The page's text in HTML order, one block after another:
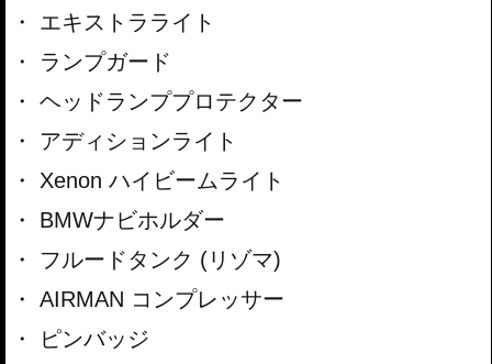
エキストラライト
ランプガード
ヘッドランププロテクター
アディションライト
Xenon ハイビームライト
BMWナビホルダー
フルードタンク (リゾマ)
AIRMAN コンプレッサー
ピンバッジ